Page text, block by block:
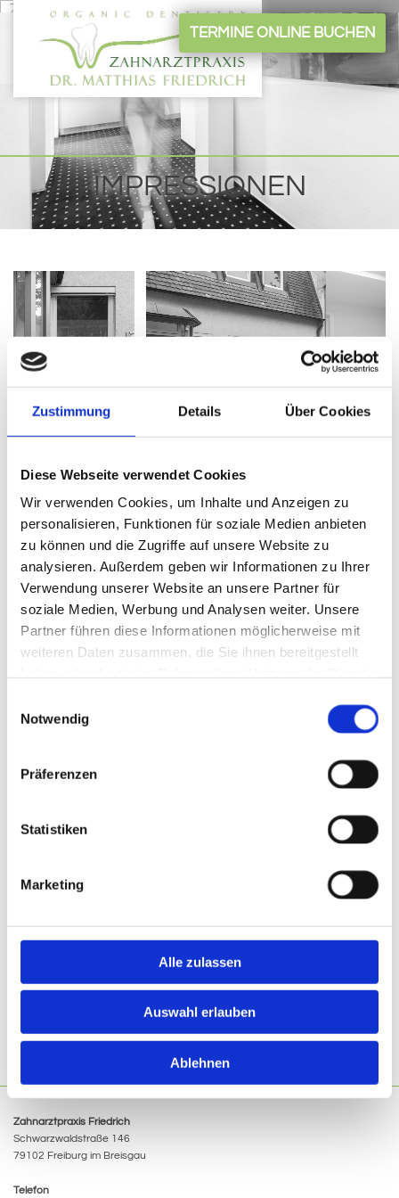
Zustimmung Details Über Cookies
Diese Webseite verwendet Cookies
Wir verwenden Cookies, um Inhalte und Anzeigen zu
personalisieren, Funktionen für soziale Medien anbieten
zu können und die Zugriffe auf unsere Website zu
analysieren. Außerdem geben wir Informationen zu Ihrer
Verwendung unserer Website an unsere Partner für
soziale Medien, Werbung und Analysen weiter. Unsere
Partner führen diese Informationen möglicherweise mit
weiteren Daten zusammen, die Sie ihnen bereitgestellt
Notwendig
Präferenzen
Statistiken
Marketing
Alle zulassen
Auswahl erlauben
Ablehnen
Zum Inhalt springen
IMPRESSIONEN
Zahnarztpraxis Friedrich
Schwarzwaldstraße 146
79102 Freiburg im Breisgau
Telefon
TERMINE ONLINE BUCHEN